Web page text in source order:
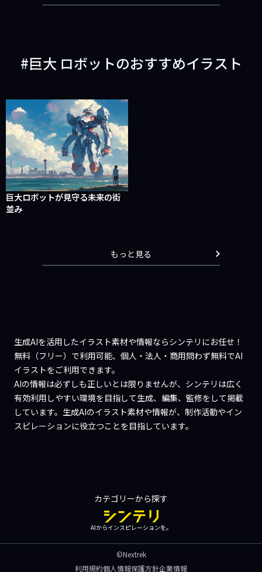
巨大 ロボットのおすすめイラスト
巨大ロボットが見守る未来の街
並み
もっと見る
生成AIを活用したイラスト素材や情報ならシンテリにお任せ！
無料（フリー）で利用可能、個人・法人・商用問わず無料でAI
イラストをご利用できます。
AIの情報は必ずしも正しいとは限りませんが、シンテリは広く
有効利用しやすい環境を目指して生成、編集、監修をして掲載
しています。生成AIのイラスト素材や情報が、制作活動やイン
スピレーションに役立つことを目指しています。
カテゴリーから探す
AIからインスピレーションを。
©Nextrek
利用規約個人情報保護方針企業情報